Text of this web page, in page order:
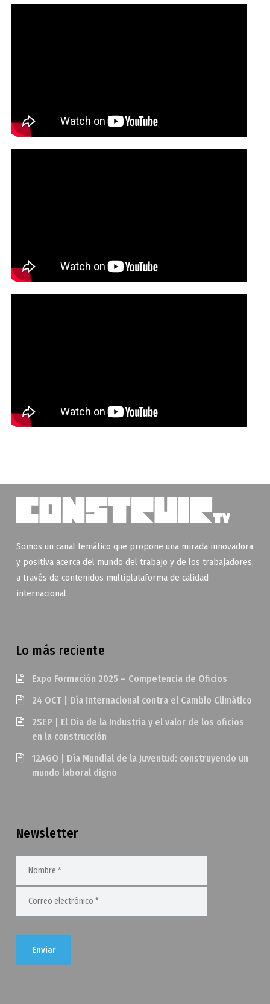
Somos un canal temático que propone una mirada innovadora
y positiva acerca del mundo del trabajo y de los trabajadores,
a través de contenidos multiplataforma de calidad
internacional.
Lo más reciente
Expo Formación 2025 – Competencia de Oficios
24 OCT | Día Internacional contra el Cambio Climático
2SEP | El Día de la Industria y el valor de los oficios
en la construcción
12AGO | Día Mundial de la Juventud: construyendo un
mundo laboral digno
Newsletter